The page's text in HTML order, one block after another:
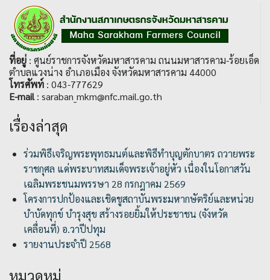
ที่อยู่ : ศูนย์ราชการจังหวัดมหาสารคาม ถนนมหาสารคาม-ร้อยเอ็ด
ตำบลแวงน่าง อำเภอเมือง จังหวัดมหาสารคาม 44000
โทรศัพท์ : 043-777629
E-mail: saraban_mkm@nfc.mail.go.th
เรื่องล่าสุด
ร่วมพิธีเจริญพระพุทธมนต์และพิธีทำบุญตักบาตร ถวายพระ
ราชกุศล แด่พระบาทสมเด็จพระเจ้าอยู่หัว เนื่องในโอกาสวัน
เฉลิมพระชนมพรรษา 28 กรกฎาคม 2569
โครงการปกป้องและเชิดชูสถาบันพระมหากษัตริย์และหน่วย
บำบัดทุกข์ บำรุงสุข สร้างรอยยิ้มให้ประชาชน (จังหวัด
เคลื่อนที่) อ.วาปีปทุม
รายงานประจำปี 2568
หมวดหมู่